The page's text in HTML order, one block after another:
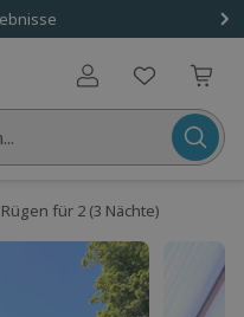
Benutzerkonto
für 2 (3 Nächte)